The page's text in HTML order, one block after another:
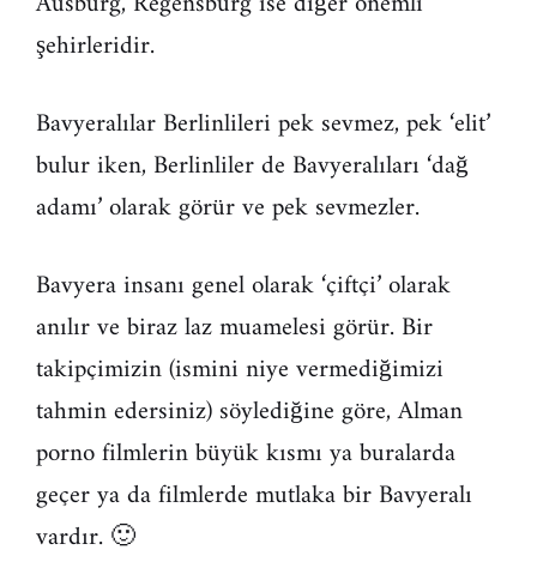
şehirleridir.
Bavyeralılar Berlinlileri pek sevmez, pek ‘elit’
bulur iken, Berlinliler de Bavyeralıları ‘dağ
adamı’ olarak görür ve pek sevmezler.
Bavyera insanı genel olarak ‘çiftçi’ olarak
anılır ve biraz laz muamelesi görür. Bir
takipçimizin (ismini niye vermediğimizi
tahmin edersiniz) söylediğine göre, Alman
porno filmlerin büyük kısmı ya buralarda
geçer ya da filmlerde mutlaka bir Bavyeralı
vardır. 🙂